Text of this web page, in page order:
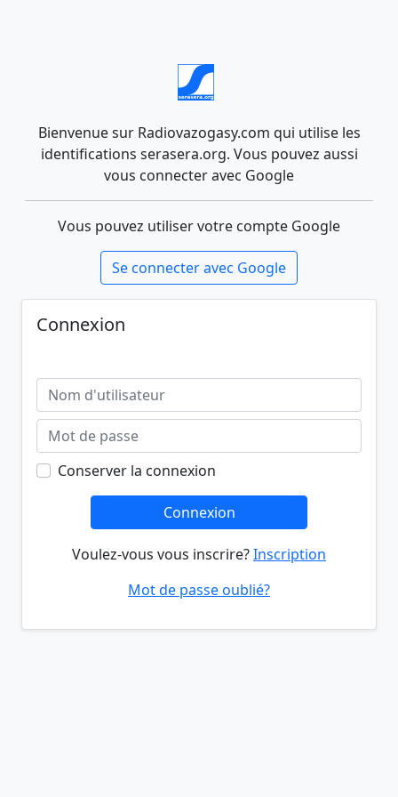
Bienvenue sur Radiovazogasy.com qui utilise les
identifications serasera.org. Vous pouvez aussi
vous connecter avec Google
Vous pouvez utiliser votre compte Google
Se connecter avec Google
Connexion
Conserver la connexion
Connexion
Voulez-vous vous inscrire?Inscription
Mot de passe oublié?